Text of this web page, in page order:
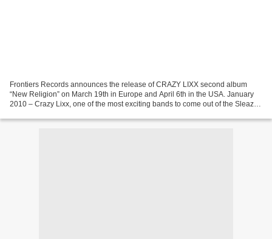
Frontiers Records announces the release of CRAZY LIXX second album
“New Religion” on March 19th in Europe and April 6th in the USA. January
2010 – Crazy Lixx, one of the most exciting bands to come out of the Sleaze-